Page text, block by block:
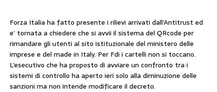
Forza Italia ha fatto presente i rilievi arrivati dall’Antitrust ed
e’ tornata a chiedere che si avvii il sistema del QRcode per
rimandare gli utenti al sito istituzionale del ministero delle
imprese e del made in Italy. Per Fdi i cartelli non si toccano.
L’esecutivo che ha proposto di avviare un confronto tra i
sistemi di controllo ha aperto ieri solo alla diminuzione delle
sanzioni ma non intende modificare il decreto.